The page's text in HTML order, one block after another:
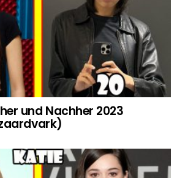
und Nachher 2023